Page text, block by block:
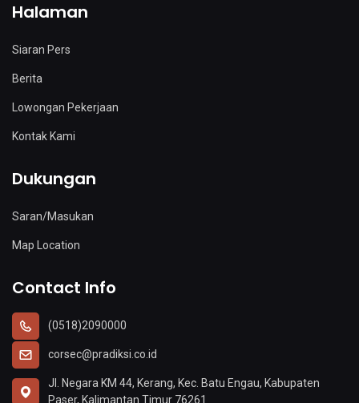
Halaman
Siaran Pers
Berita
Lowongan Pekerjaan
Kontak Kami
Dukungan
Saran/Masukan
Map Location
Contact Info
(0518)2090000
corsec@pradiksi.co.id
Jl. Negara KM 44, Kerang, Kec. Batu Engau, Kabupaten
Paser, Kalimantan Timur 76261